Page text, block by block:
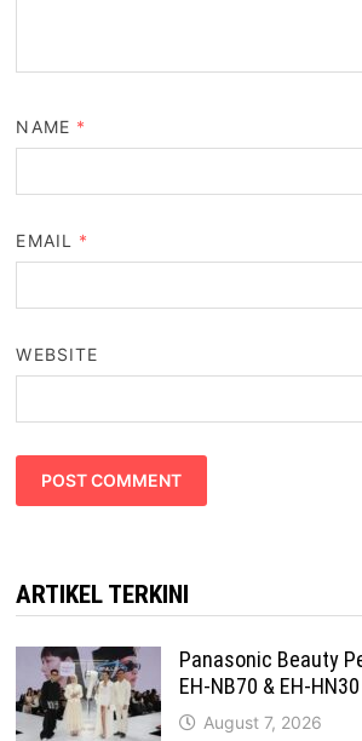
NAME *
EMAIL *
WEBSITE
ARTIKEL TERKINI
Panasonic Beauty
EH-NB70 & EH-
August 7, 2026